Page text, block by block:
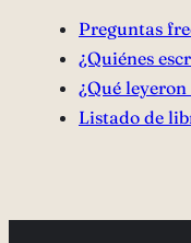
Preguntas
¿Quiénes
¿Qué leyeron
Listado de